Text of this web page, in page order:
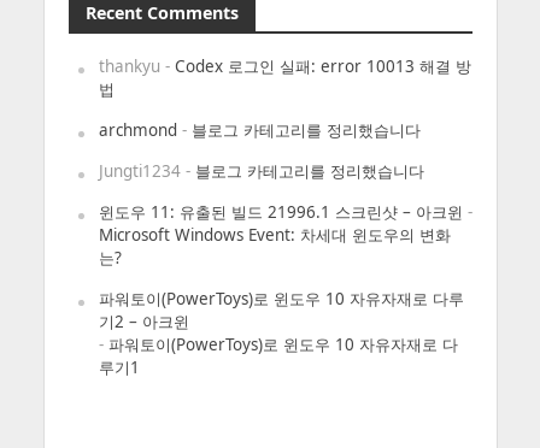
Recent Comments
thankyu - Codex 로그인 실패: error 10013 해결 방
법
archmond - 블로그 카테고리를 정리했습니다
Jungti1234- 블로그 카테고리를 정리했습니다
윈도우 11: 유출된 빌드 21996.1 스크린샷 – 아크윈 -
Microsoft Windows Event: 차세대 윈도우의 변화
는?
파워토이(PowerToys)로 윈도우 10 자유자재로 다루
기2 – 아크윈
- 파워토이(PowerToys)로 윈도우 10 자유자재로 다
루기1